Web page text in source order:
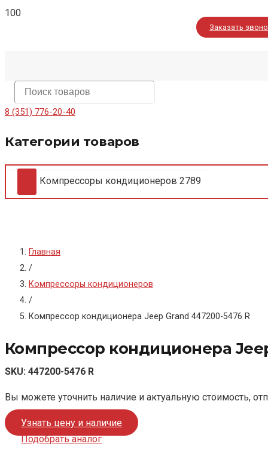
Заказать
8 (351) 776-20-40
Категории товаров
Компрессоры кондиционеров 2789
Главная
/
Компрессоры кондиционеров
/
Компрессор кондиционера Jeep Grand 447200-5476 R
Компрессор кондиционера
SKU: 447200-5476 R
Вы можете уточнить наличие и актуальную стоимость,
Узнать цену и наличие
Подобрать аналог